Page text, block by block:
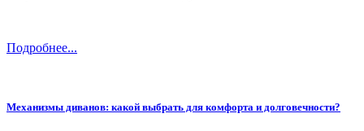
Подробнее...
Механизмы диванов: какой выбрать для комфорта и долговечности?